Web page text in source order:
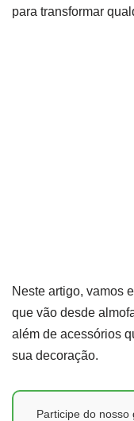
para transformar
Neste artigo, vamos
que vão desde
além de acessórios
sua decoração.
Participe do